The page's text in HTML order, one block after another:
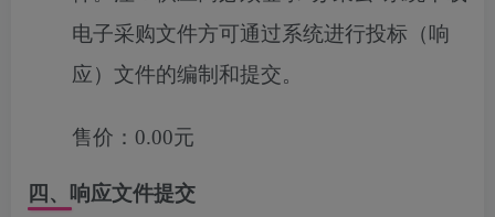
电子采购文件方可通过系统进行投标（响
应）文件的编制和提交。
售价： 0.00元
四、响应文件提交